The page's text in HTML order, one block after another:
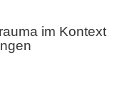
im Kontext